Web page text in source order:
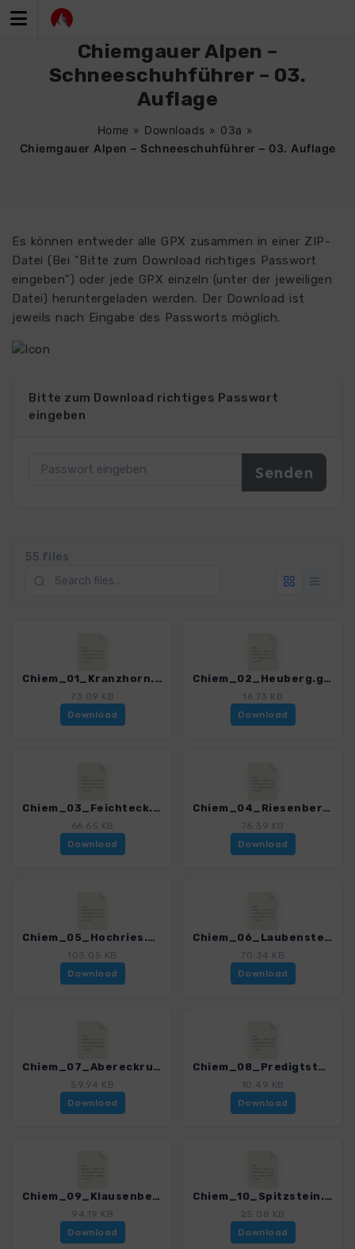
Inhalt
Chiemgauer Alpen –
Schneeschuhführer – 03.
Auflage
Home » Downloads » 03a »
Chiemgauer Alpen – Schneeschuhführer – 03. Auflage
Es können entweder alle GPX zusammen in einer ZIP-
Datei (Bei "Bitte zum Download richtiges Passwort
eingeben") oder jede GPX einzeln (unter der jeweiligen
Datei) heruntergeladen werden. Der Download ist
jeweils nach Eingabe des Passworts möglich.
Bitte zum Download richtiges Passwort
eingeben
55 files
Chiem_01_Kranzhorn.gpx
73.09 KB
Download
Chiem_02_Heuberg.gpx
16.73 KB
Download
Chiem_03_Feichteck.gpx
66.65 KB
Download
Chiem_04_Riesenberg.gpx
76.39 KB
Download
Chiem_05_Hochries.gpx
103.05 KB
Download
Chiem_06_Laubenstein.gpx
70.34 KB
Download
Chiem_07_Abereckrunde.gpx
59.94 KB
Download
Chiem_08_Predigtstuhl.gpx
10.49 KB
Download
Chiem_09_Klausenberg.gpx
94.19 KB
Download
Chiem_10_Spitzstein.gpx
25.08 KB
Download